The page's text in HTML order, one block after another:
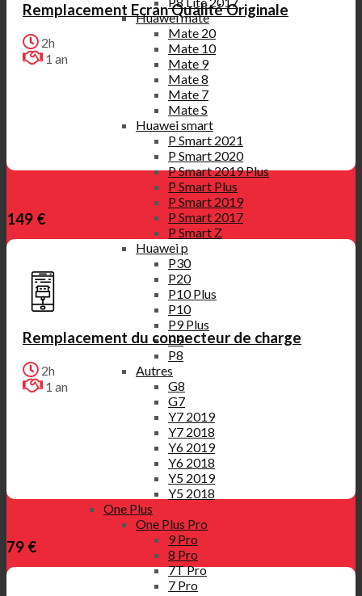
Huawei mate
Mate 20
Mate 10
Mate 9
Mate 8
Mate 7
Mate S
Huawei smart
P Smart 2021
P Smart 2020
P Smart 2019 Plus
P Smart Plus
P Smart 2019
P Smart 2017
P Smart Z
Huawei p
P30
P20
P10 Plus
P10
P9 Plus
P9
P8
Autres
G8
G7
Y7 2019
Y7 2018
Y6 2019
Y6 2018
Y5 2019
Y5 2018
One Plus
One Plus Pro
9 Pro
8 Pro
7T Pro
7 Pro
Remplacement Ecran Qualité Originale
2h
1 an
149 €
Remplacement du connecteur de charge
2h
1 an
79 €